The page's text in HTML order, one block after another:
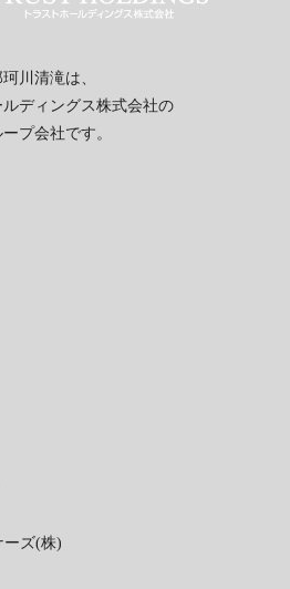
川清滝は、
ルディングス株式会社の
プ会社です。
ーズ(株)